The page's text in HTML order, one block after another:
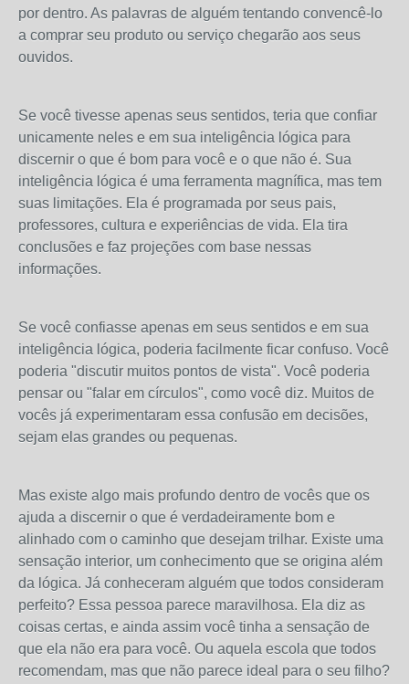
por dentro. As palavras de alguém tentando convencê-lo
a comprar seu produto ou serviço chegarão aos seus
ouvidos.
Se você tivesse apenas seus sentidos, teria que confiar
unicamente neles e em sua inteligência lógica para
discernir o que é bom para você e o que não é. Sua
inteligência lógica é uma ferramenta magnífica, mas tem
suas limitações. Ela é programada por seus pais,
professores, cultura e experiências de vida. Ela tira
conclusões e faz projeções com base nessas
informações.
Se você confiasse apenas em seus sentidos e em sua
inteligência lógica, poderia facilmente ficar confuso. Você
poderia "discutir muitos pontos de vista". Você poderia
pensar ou "falar em círculos", como você diz. Muitos de
vocês já experimentaram essa confusão em decisões,
sejam elas grandes ou pequenas.
Mas existe algo mais profundo dentro de vocês que os
ajuda a discernir o que é verdadeiramente bom e
alinhado com o caminho que desejam trilhar. Existe uma
sensação interior, um conhecimento que se origina além
da lógica. Já conheceram alguém que todos consideram
perfeito? Essa pessoa parece maravilhosa. Ela diz as
coisas certas, e ainda assim você tinha a sensação de
que ela não era para você. Ou aquela escola que todos
recomendam, mas que não parece ideal para o seu filho?